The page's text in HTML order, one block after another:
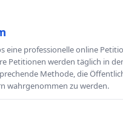
eine professionelle online
Petitionen werden täglich in
Methode, die
wahrgenommen zu werden.